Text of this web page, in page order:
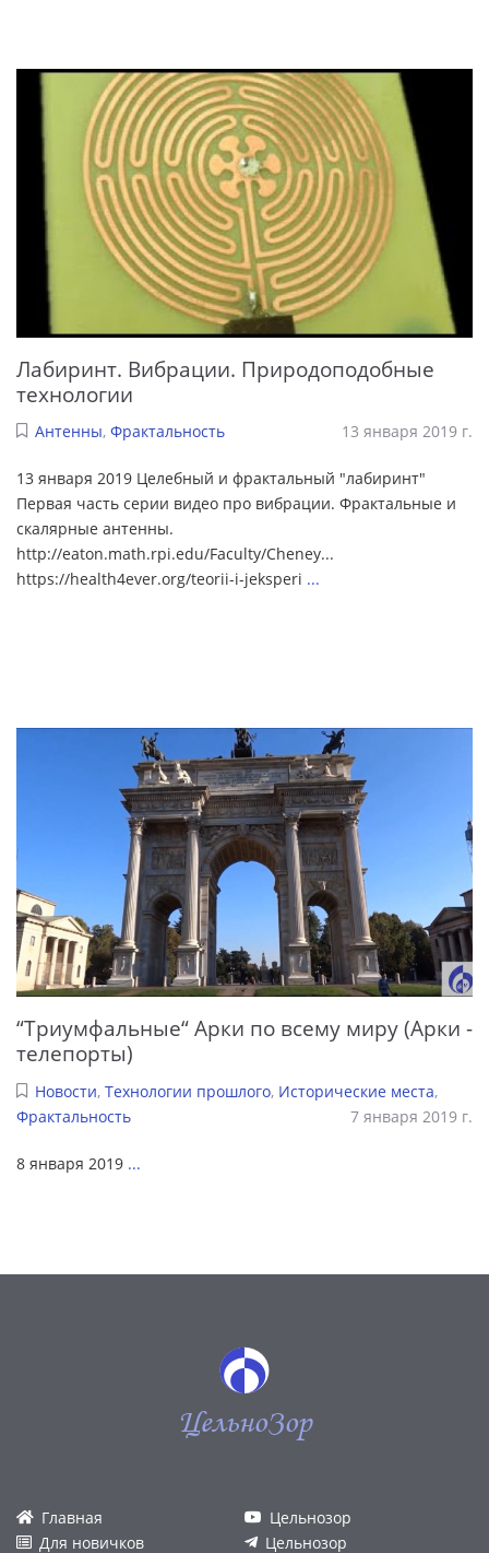
Лабиринт. Вибрации. Природоподобные
технологии
Антенны, Фрактальность 13 января 2019 г.
13 января 2019 Целебный и фрактальный "лабиринт"
Первая часть серии видео про вибрации. Фрактальные и
скалярные антенны.
http://eaton.math.rpi.edu/Faculty/Cheney...
https://health4ever.org/teorii-i-jeksperi ...
“Триумфальные“ Арки по всему миру (Арки -
телепорты)
Новости, Технологии прошлого, Исторические места,
Фрактальность
7 января 2019 г.
8 января 2019 ...
ЦельноЗор
Главная
Для новичков
Цельнозор
Цельнозор